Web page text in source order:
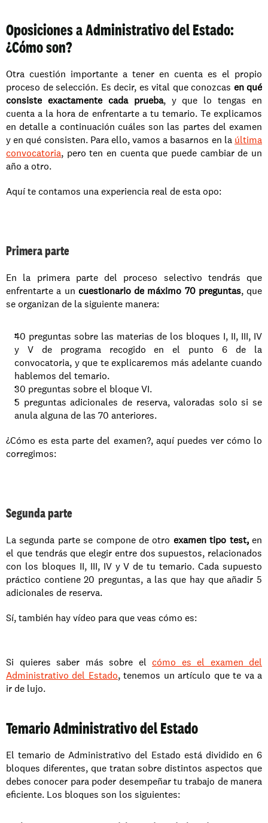
Oposiciones a Administrativo del Estado:
¿Cómo son?
Otra cuestión importante a tener en cuenta es el propio
proceso de selección. Es decir, es vital que conozcas en qué
consiste exactamente cada prueba, y que lo tengas en
cuenta a la hora de enfrentarte a tu temario. Te explicamos
en detalle a continuación cuáles son las partes del examen
y en qué consisten. Para ello, vamos a basarnos en la última
convocatoria, pero ten en cuenta que puede cambiar de un
año a otro.
Aquí te contamos una experiencia real de esta opo:
Primera parte
En la primera parte del proceso selectivo tendrás que
enfrentarte a un cuestionario de máximo 70 preguntas, que
se organizan de la siguiente manera:
40 preguntas sobre las materias de los bloques I, II, III, IV
y V de programa recogido en el punto 6 de la
convocatoria, y que te explicaremos más adelante cuando
hablemos del temario.
30 preguntas sobre el bloque VI.
5 preguntas adicionales de reserva, valoradas solo si se
anula alguna de las 70 anteriores.
¿Cómo es esta parte del examen?, aquí puedes ver cómo lo
corregimos:
Segunda parte
La segunda parte se compone de otro examen tipo test, en
el que tendrás que elegir entre dos supuestos, relacionados
con los bloques II, III, IV y V de tu temario. Cada supuesto
práctico contiene 20 preguntas, a las que hay que añadir 5
adicionales de reserva.
Sí, también hay vídeo para que veas cómo es:
Si quieres saber más sobre el cómo es el examen del
Administrativo del Estado, tenemos un artículo que te va a
ir de lujo.
Temario Administrativo del Estado
El temario de Administrativo del Estado está dividido en 6
bloques diferentes, que tratan sobre distintos aspectos que
debes conocer para poder desempeñar tu trabajo de manera
eficiente. Los bloques son los siguientes: